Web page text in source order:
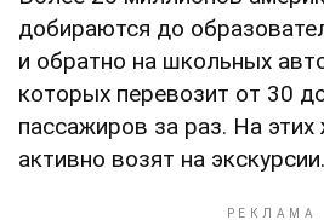
добираются до
и обратно на школьных
которых перевозит от 30
пассажиров за раз. На этих
активно возят на экскурсии.